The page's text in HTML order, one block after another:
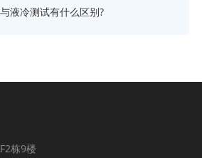
液冷测试有什么区别?
栋9楼